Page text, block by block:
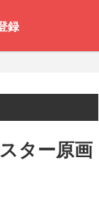
録
ター原画